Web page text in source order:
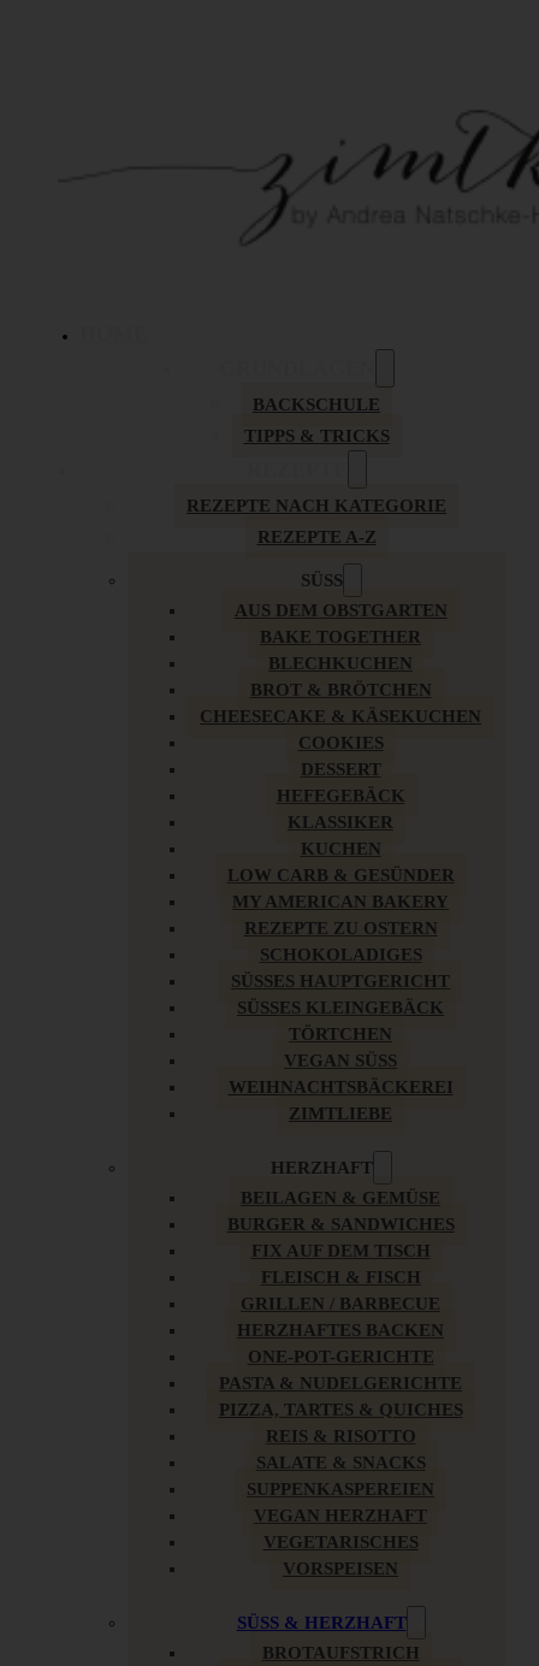
BACKSCHULE
TIPPS & TRICKS
REZEPTE NACH KATEGORIE
REZEPTE A-Z
SÜSS
AUS DEM OBSTGARTEN
BAKE TOGETHER
BLECHKUCHEN
BROT & BRÖTCHEN
CHEESECAKE & KÄSEKUCHEN
COOKIES
DESSERT
HEFEGEBÄCK
KLASSIKER
KUCHEN
LOW CARB & GESÜNDER
MY AMERICAN BAKERY
REZEPTE ZU OSTERN
SCHOKOLADIGES
SÜSSES HAUPTGERICHT
SÜSSES KLEINGEBÄCK
TÖRTCHEN
VEGAN SÜSS
WEIHNACHTSBÄCKEREI
ZIMTLIEBE
HERZHAFT
BEILAGEN & GEMÜSE
BURGER & SANDWICHES
FIX AUF DEM TISCH
FLEISCH & FISCH
GRILLEN / BARBECUE
HERZHAFTES BACKEN
ONE-POT-GERICHTE
PASTA & NUDELGERICHTE
PIZZA, TARTES & QUICHES
REIS & RISOTTO
SALATE & SNACKS
SUPPENKASPEREIEN
VEGAN HERZHAFT
VEGETARISCHES
VORSPEISEN
SÜSS & HERZHAFT
BROTAUFSTRICH